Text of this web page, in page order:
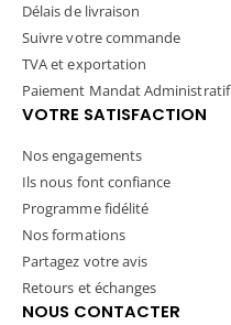
Délais de livraison
Suivre votre commande
TVA et exportation
Paiement Mandat Administratif
VOTRE SATISFACTION
Nos engagements
Ils nous font confiance
Programme fidélité
Nos formations
Partagez votre avis
Retours et échanges
NOUS CONTACTER